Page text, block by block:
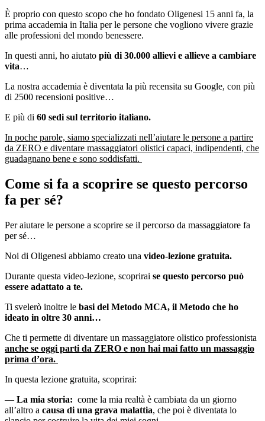
È proprio con questo scopo che ho fondato Oligenesi 15 anni fa, la
prima accademia in Italia per le persone che vogliono vivere grazie
alle professioni del mondo benessere.
In questi anni, ho aiutato più di 30.000 allievi e allieve a cambiare
vita…
La nostra accademia è diventata la più recensita su Google, con più
di 2500 recensioni positive…
E più di 60 sedi sul territorio italiano.
In poche parole, siamo specializzati nell’aiutare le persone a partire
da ZERO e diventare massaggiatori olistici capaci, indipendenti, che
guadagnano bene e sono soddisfatti.
Come si fa a scoprire se questo percorso
fa per sé?
Per aiutare le persone a scoprire se il percorso da massaggiatore fa
per sé…
Noi di Oligenesi abbiamo creato una video-lezione gratuita.
Durante questa video-lezione, scoprirai se questo percorso può
essere adattato a te.
Ti svelerò inoltre le basi del Metodo MCA, il Metodo che ho
ideato in oltre 30 anni…
Che ti permette di diventare un massaggiatore olistico professionista
anche se oggi parti da ZERO e non hai mai fatto un massaggio
prima d’ora.
In questa lezione gratuita, scoprirai:
— La mia storia: come la mia realtà è cambiata da un giorno
all’altro a causa di una grava malattia, che poi è diventata lo